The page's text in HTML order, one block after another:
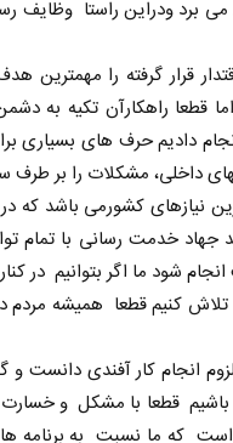
برد ودراین راستا وظایف
قرار گرفته را مهمترین
قطعا راهکارآن تکیه به
دادیم حرف های بسیاری
داخلی، مشکلات را بر طرف
نیازهای کشورمی باشد که
جهاد خدمت رسانی با تمام
شود ما اگر بتوانیم در
کنیم قطعا همیشه مردم
انجام کار آفندی دانست و
باشیم قطعا با مشکل و
که ما نسبت به برنامه